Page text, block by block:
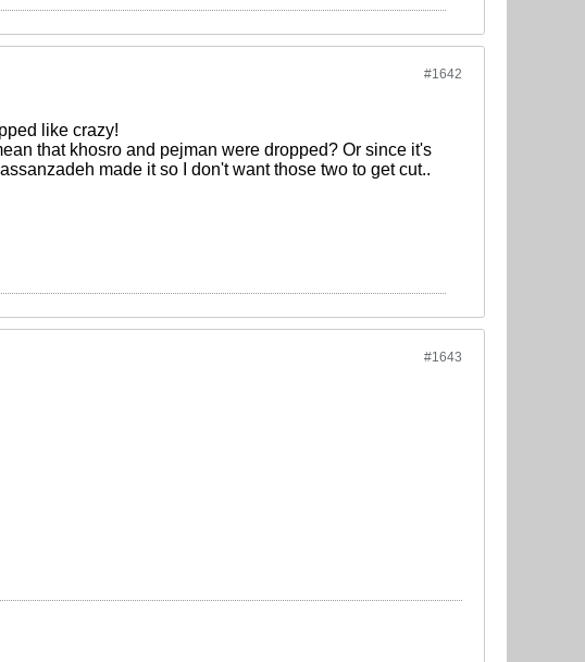
#1642
like crazy!
that khosro and pejman were dropped? Or since it's
made it so I don't want those two to get cut..
#1643